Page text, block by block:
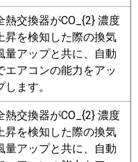
熱交換器がCO_{2} 濃度
昇を検知した際の換気
量アップと共に、自動
エアコンの能力をアッ
します。
熱交換器がCO_{2} 濃度
昇を検知した際の換気
量アップと共に、自動